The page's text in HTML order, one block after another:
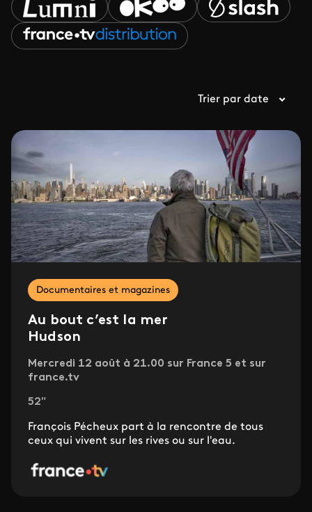
Trier par date
Documentaires et magazines
Au bout c’est la mer
Hudson
Mercredi 12 août à 21.00 sur France 5 et sur
france.tv
52"
François Pécheux part à la rencontre de tous
ceux qui vivent sur les rives ou sur l'eau.